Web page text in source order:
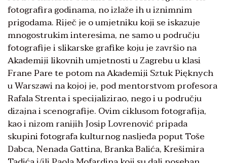
fotografira godinama, no izlaže ih u iznimnim
prigodama. Riječ je o umjetniku koji se iskazuje
mnogostrukim interesima, ne samo u području
fotografije i slikarske grafike koju je završio na
Akademiji likovnih umjetnosti u Zagrebu u klasi
Frane Pare te potom na Akademiji Sztuk Pięknych
u Warszawi na kojoj je, pod mentorstvom profesora
Rafala Strenta i specijalizirao, nego i u području
dizajna i scenografije. Ovim ciklusom fotografija,
kao i nizom ranijih Josip Lovrenović pripada
skupini fotografa kulturnog nasljeđa poput Toše
Dabca, Nenada Gattina, Branka Balića, Krešimira